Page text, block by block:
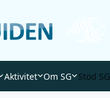
Aktivitet Om SG Stöd SG